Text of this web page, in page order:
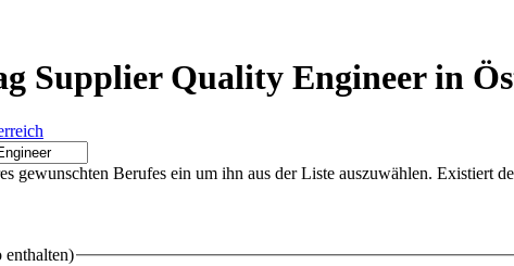
Supplier Quality Engineer in
gewunschten Berufes ein um ihn aus der Liste auszuwählen. Existiert
enthalten)